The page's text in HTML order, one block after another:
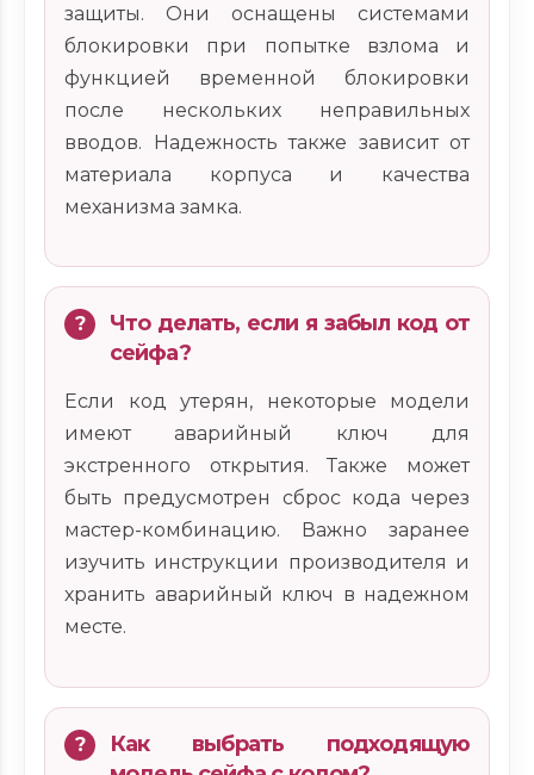
защиты. Они оснащены системами
блокировки при попытке взлома и
функцией временной блокировки
после нескольких неправильных
вводов. Надежность также зависит от
материала корпуса и качества
механизма замка.
Что делать, если я забыл код от
сейфа?
Если код утерян, некоторые модели
имеют аварийный ключ для
экстренного открытия. Также может
быть предусмотрен сброс кода через
мастер-комбинацию. Важно заранее
изучить инструкции производителя и
хранить аварийный ключ в надежном
месте.
Как выбрать подходящую